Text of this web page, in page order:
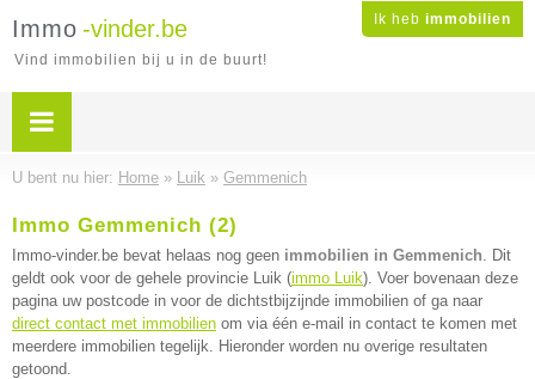
Ik heb immobilien
Immo -vinder.be
Vind immobilien bij u in de buurt!
U bent nu hier: Home » Luik » Gemmenich
Immo Gemmenich (2)
Immo-vinder.be bevat helaas nog geen immobilien in Gemmenich. Dit
geldt ook voor de gehele provincie Luik (immo Luik). Voer bovenaan deze
pagina uw postcode in voor de dichtstbijzijnde immobilien of ga naar
direct contact met immobilien om via één e-mail in contact te komen met
meerdere immobilien tegelijk. Hieronder worden nu overige resultaten
getoond.